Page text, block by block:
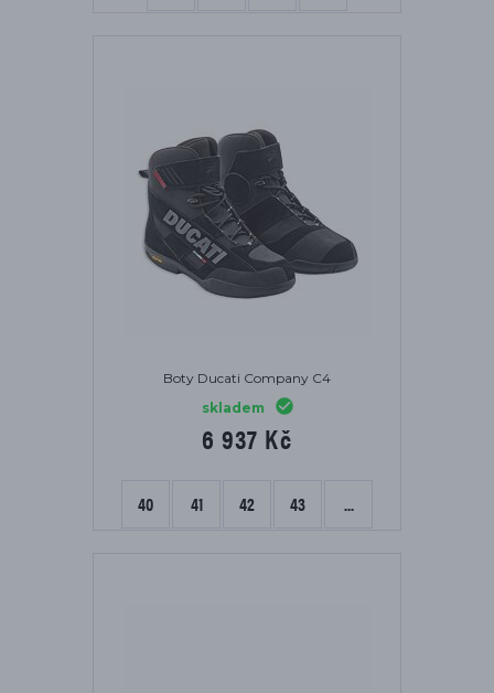
Boty Ducati Company C4
skladem
6 937 Kč
40 41 42 43 ...